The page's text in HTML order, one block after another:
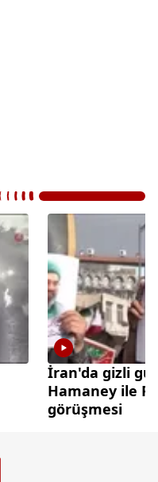
İran'da gizli güç
Hamaney ile
görüşmesi